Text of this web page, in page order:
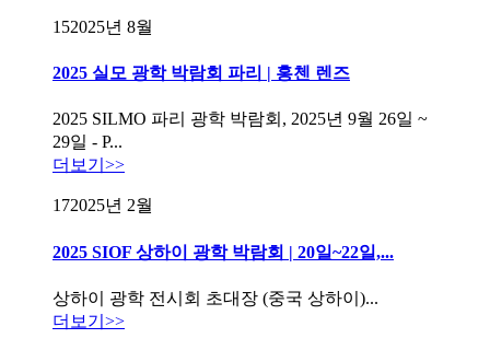
152025년 8월
2025 실모 광학 박람회 파리 | 홍첸 렌즈
2025 SILMO 파리 광학 박람회, 2025년 9월 26일 ~
29일 - P...
더보기>>
172025년 2월
2025 SIOF 상하이 광학 박람회 | 20일~22일,...
상하이 광학 전시회 초대장 (중국 상하이)...
더보기>>